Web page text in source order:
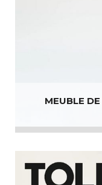
MEUBLE